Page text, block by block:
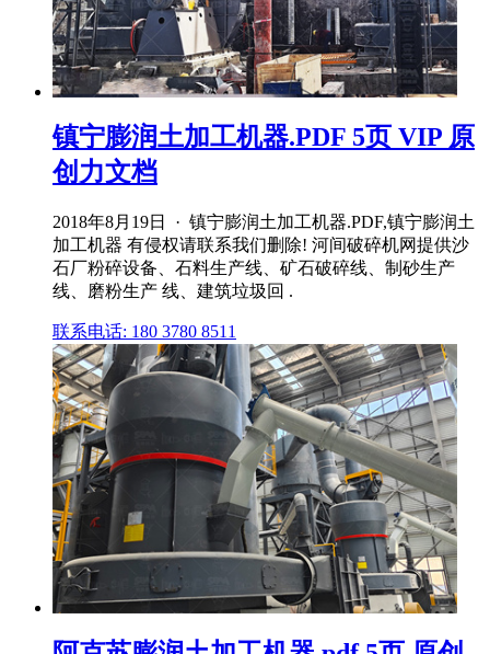
镇宁膨润土加工机器.PDF 5页 VIP 原
创力文档
2018年8月19日 · 镇宁膨润土加工机器.PDF,镇宁膨润土
加工机器 有侵权请联系我们删除! 河间破碎机网提供沙
石厂粉碎设备、石料生产线、矿石破碎线、制砂生产
线、磨粉生产 线、建筑垃圾回 .
联系电话: 180 3780 8511